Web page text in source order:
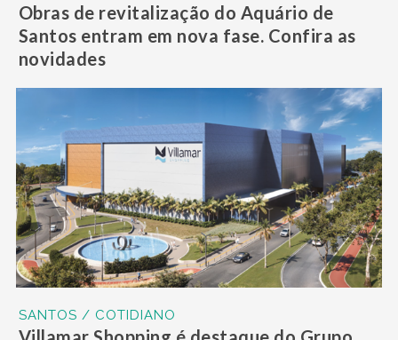
Obras de revitalização do Aquário de
Santos entram em nova fase. Confira as
novidades
SANTOS / COTIDIANO